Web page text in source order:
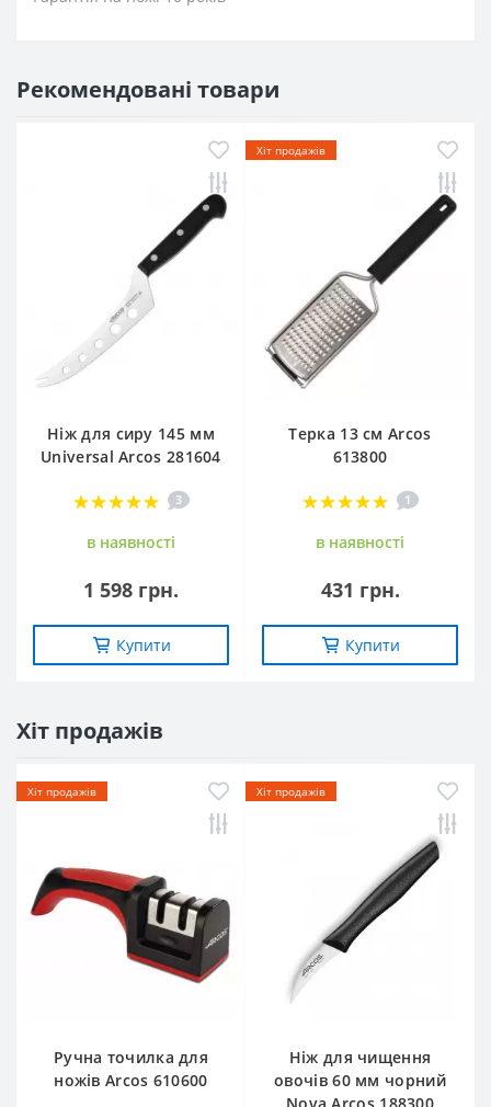
Рекомендовані товари
Ніж для сиру 145 мм
Universal Arcos 281604
3
в наявностi
1 598 грн.
Купити
Хіт продажів
Терка 13 см Arcos
613800
1
в наявностi
431 грн.
Купити
Хіт продажів
Хіт продажів
Ручна точилка для
ножів Arcos 610600
Хіт продажів
Ніж для чищення
овочів 60 мм чорний